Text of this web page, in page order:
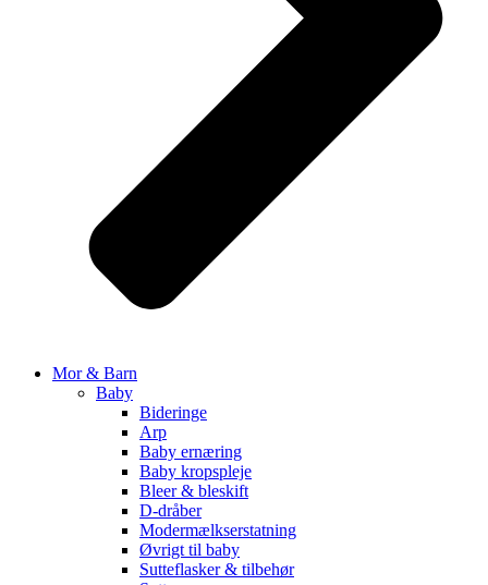
Mor & Barn
Baby
Bideringe
Arp
Baby ernæring
Baby kropspleje
Bleer & bleskift
D-dråber
Modermælkserstatning
Øvrigt til baby
Sutteflasker & tilbehør